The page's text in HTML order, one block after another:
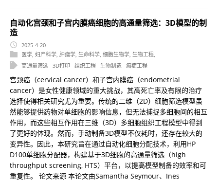
自动化宫颈和子宫内膜癌细胞的高通量筛选：3D模型的制
造
2025-4-20
医学 妇产科学 肿瘤学 生命科学 细胞生物学 生物工程
高通量筛选
3D打印 组织工程 生物制造 癌症工程
宫颈癌（cervical cancer）和子宫内膜癌（endometrial
cancer）是女性健康领域的重大挑战，其高死亡率及有限的治疗
选择使得相关研究尤为重要。传统的二维（2D）细胞筛选模型虽
然能够提供药物对单细胞的影响信息，但无法捕捉多细胞间的相互
作用，而这些相互作用在三维（3D）多细胞组织工程模型中得到
了更好的体现。然而，手动制备3D模型不仅耗时，还存在较大的
变异性。因此，本研究旨在通过自动化细胞分配技术，利用HP
D100单细胞分配器，构建基于3D细胞的高通量筛选（high
throughput screening, HTS）平台，以提高模型制备的效率和可
重复性。 论文来源 本论文由Samantha Seymour、Ines